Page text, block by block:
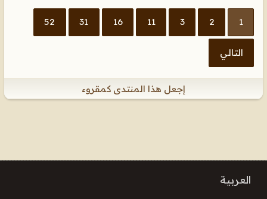
1
2
3
11
16
31
52
التالي
إجعل هذا المنتدى كمقروء
العربية